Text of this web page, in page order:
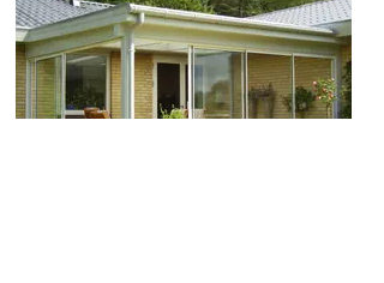
rundt. Aluminiumsprofilerne kommer med
termisk deling, som gør udestuen
anvendelig hele året. WD12 kan både fås
med både almindelige døre og vinduer,
skydedøre og faste glasvægge. I taget
benytter vi typisk 32mm polycarbonat eller